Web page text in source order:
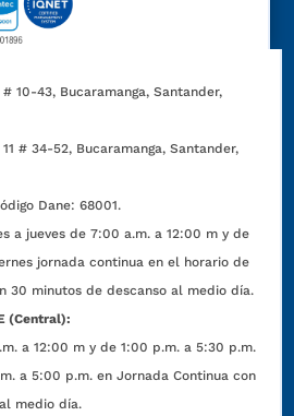
10-43, Bucaramanga, Santander,
# 34-52, Bucaramanga, Santander,
Dane: 68001.
a jueves de 7:00 a.m. a 12:00 m y de
jornada continua en el horario de
30 minutos de descanso al medio día.
(Central):
a 12:00 m y de 1:00 p.m. a 5:30 p.m.
p.m. en Jornada Continua con
medio día.